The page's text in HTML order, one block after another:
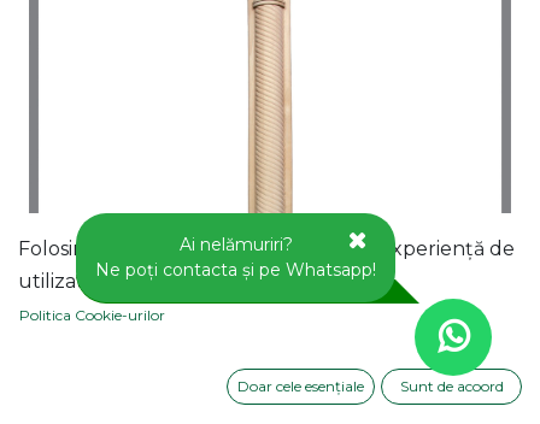
Folosim cookie-uri pentru a vă oferi o experiență de
utilizator mai bună pe acest site web.
Politica Cookie-urilor
Doar cele esențiale Sunt de acoord
Ai nelămuriri?
Ne poți contacta și pe Whatsapp!